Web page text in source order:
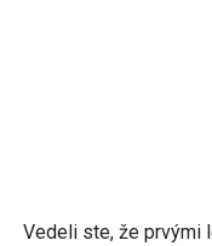
Vedeli ste, že prvými